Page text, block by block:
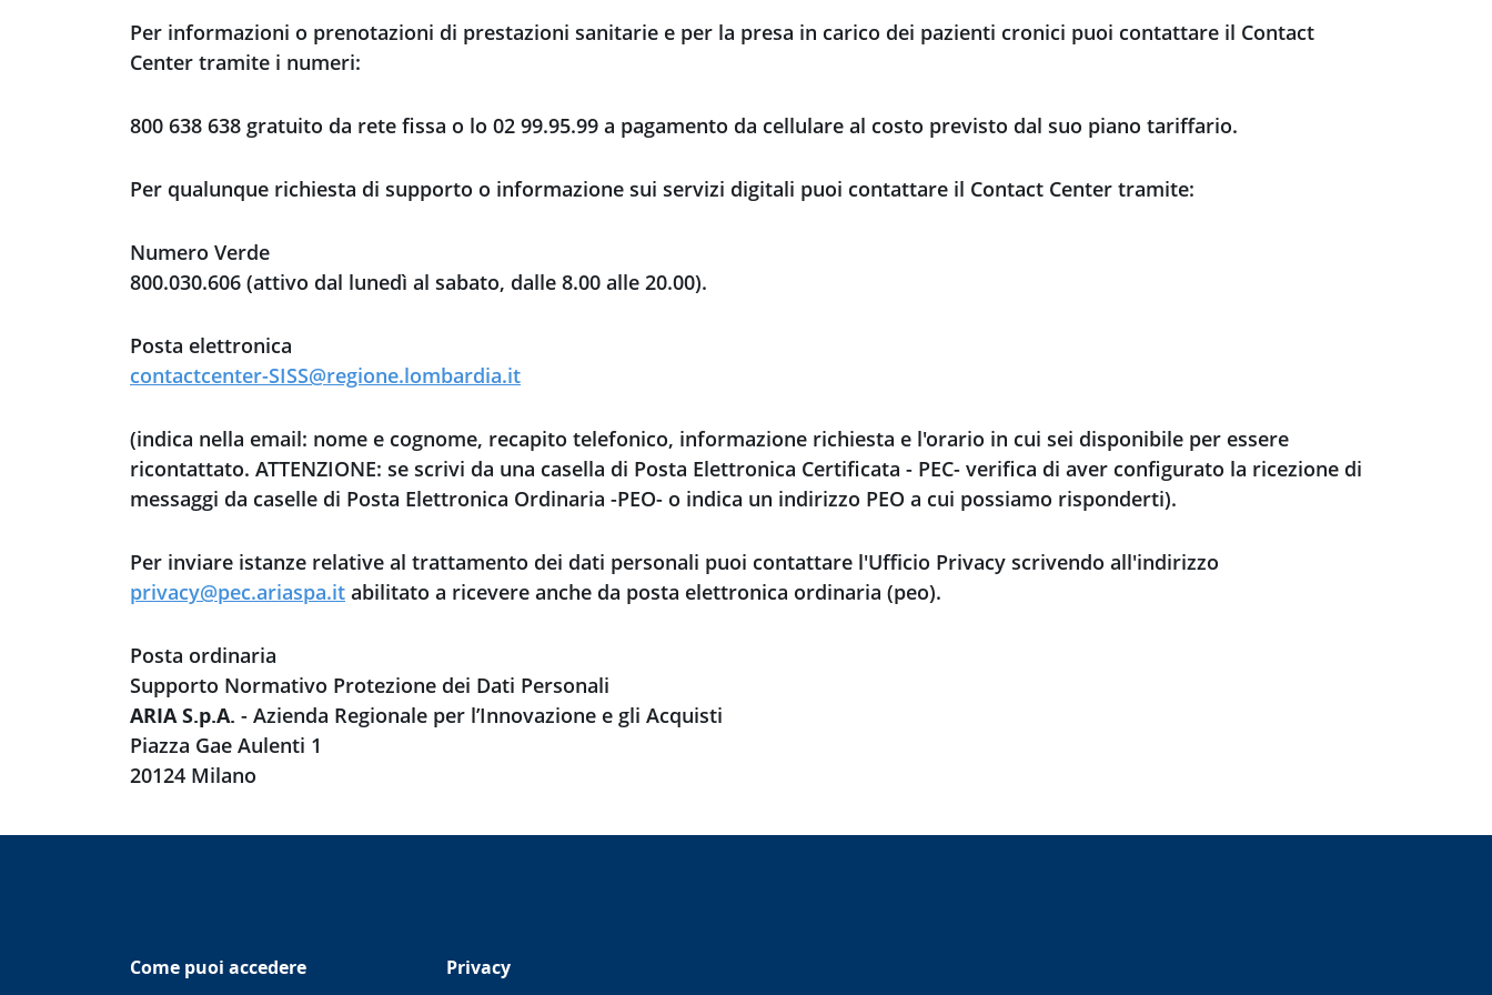
menù
Per informazioni o prenotazioni di prestazioni sanitarie e per la presa in carico dei pazienti cronici puoi contattare il Contact
Center tramite i numeri:
800 638 638 gratuito da rete fissa o lo 02 99.95.99 a pagamento da cellulare al costo previsto dal suo piano tariffario.
Per qualunque richiesta di supporto o informazione sui servizi digitali puoi contattare il Contact Center tramite:
Numero Verde
800.030.606 (attivo dal lunedì al sabato, dalle 8.00 alle 20.00).
Posta elettronica
contactcenter-SISS@regione.lombardia.it
(indica nella email: nome e cognome, recapito telefonico, informazione richiesta e l'orario in cui sei disponibile per essere
ricontattato. ATTENZIONE: se scrivi da una casella di Posta Elettronica Certificata - PEC- verifica di aver configurato la ricezione di
messaggi da caselle di Posta Elettronica Ordinaria -PEO- o indica un indirizzo PEO a cui possiamo risponderti).
Per inviare istanze relative al trattamento dei dati personali puoi contattare l'Ufficio Privacy scrivendo all'indirizzo
privacy@pec.ariaspa.it abilitato a ricevere anche da posta elettronica ordinaria (peo).
Posta ordinaria
Supporto Normativo Protezione dei Dati Personali
ARIA S.p.A. - Azienda Regionale per l’Innovazione e gli Acquisti
Piazza Gae Aulenti 1
20124 Milano
Come puoi accedere Privacy